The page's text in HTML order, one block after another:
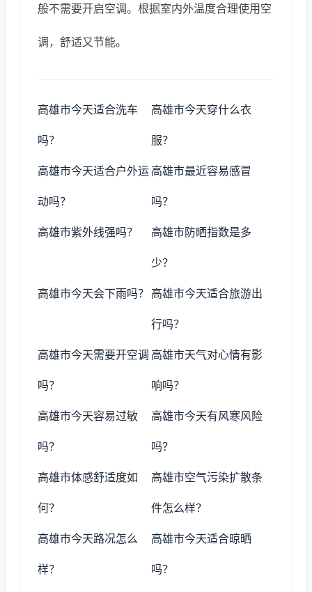
般不需要开启空调。根据室内外温度合理使用空
调，舒适又节能。
高雄市今天适合洗车
吗？
高雄市今天穿什么衣
服？
高雄市今天适合户外运
动吗？
高雄市最近容易感冒
吗？
高雄市紫外线强吗？ 高雄市防晒指数是多
少？
高雄市今天会下雨吗？ 高雄市今天适合旅游出
行吗？
高雄市今天需要开空调
吗？
高雄市天气对心情有影
响吗？
高雄市今天容易过敏
吗？
高雄市今天有风寒风险
吗？
高雄市体感舒适度如
何？
高雄市空气污染扩散条
件怎么样？
高雄市今天路况怎么
样？
高雄市今天适合晾晒
吗？